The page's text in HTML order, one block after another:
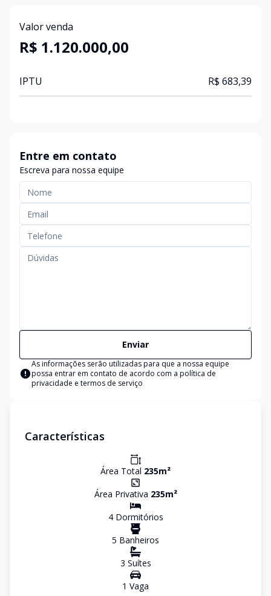
Valor venda
R$ 1.120.000,00
IPTU R$ 683,39
Entre em contato
Escreva para nossa equipe
Enviar
As informações serão utilizadas para que a nossa equipe
possa entrar em contato de acordo com a política de
privacidade e termos de serviço
Características
Área Total 235m²
Área Privativa 235m²
4Dormitórios
5 Banheiros
3 Suítes
1 Vaga